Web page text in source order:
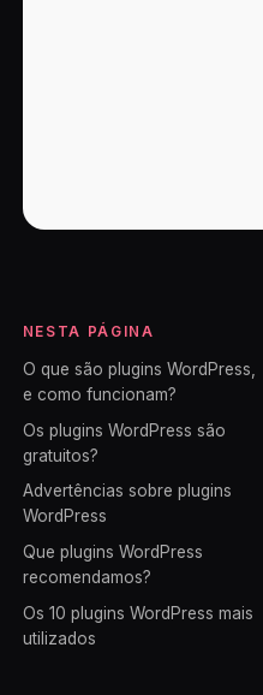
NESTA PÁGINA
O que são plugins WordPress,
e como funcionam?
Os plugins WordPress são
gratuitos?
Advertências sobre plugins
WordPress
Que plugins WordPress
recomendamos?
Os 10 plugins WordPress mais
utilizados